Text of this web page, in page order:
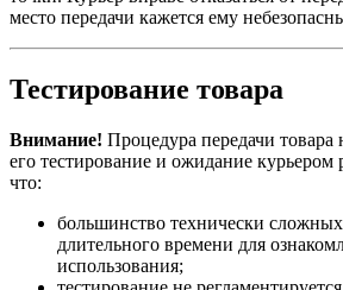
место передачи кажется ему
Тестирование товара
Внимание! Процедура передачи товара
его тестирование и ожидание курьером
что:
большинство технически сложных
длительного времени для
использования;